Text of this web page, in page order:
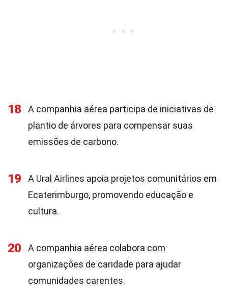
18
A companhia aérea participa de iniciativas de
plantio de árvores para compensar suas
emissões de carbono.
19
A Ural Airlines apoia projetos comunitários em
Ecaterimburgo, promovendo educação e
cultura.
20
A companhia aérea colabora com
organizações de caridade para ajudar
comunidades carentes.